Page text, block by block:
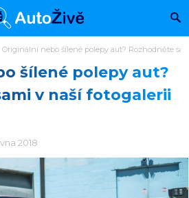
Originální nebo šílené polepy aut? Rozhodněte
šílené polepy aut?
v naší fotogalerii
2018